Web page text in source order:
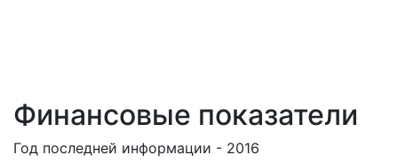
Финансовые показатели
Год последней информации - 2016